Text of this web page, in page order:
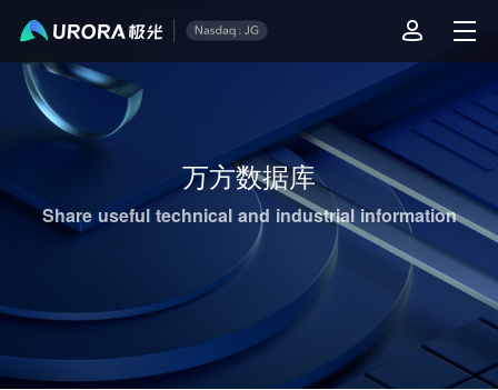
万方数据库
Share useful technical and industrial information